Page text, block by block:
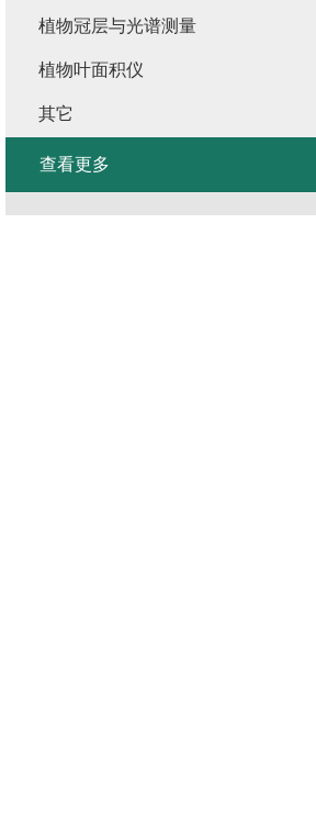
植物冠层与光谱测量
植物叶面积仪
其它
查看更多